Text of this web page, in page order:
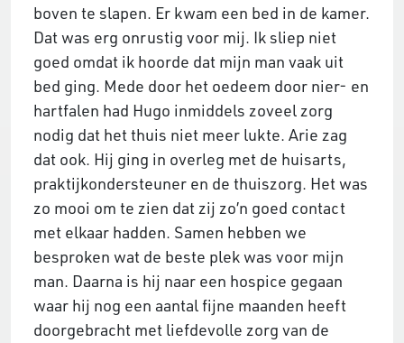
boven te slapen. Er kwam een bed in de kamer.
Dat was erg onrustig voor mij. Ik sliep niet
goed omdat ik hoorde dat mijn man vaak uit
bed ging. Mede door het oedeem door nier- en
hartfalen had Hugo inmiddels zoveel zorg
nodig dat het thuis niet meer lukte. Arie zag
dat ook. Hij ging in overleg met de huisarts,
praktijkondersteuner en de thuiszorg. Het was
zo mooi om te zien dat zij zo’n goed contact
met elkaar hadden. Samen hebben we
besproken wat de beste plek was voor mijn
man. Daarna is hij naar een hospice gegaan
waar hij nog een aantal fijne maanden heeft
doorgebracht met liefdevolle zorg van de